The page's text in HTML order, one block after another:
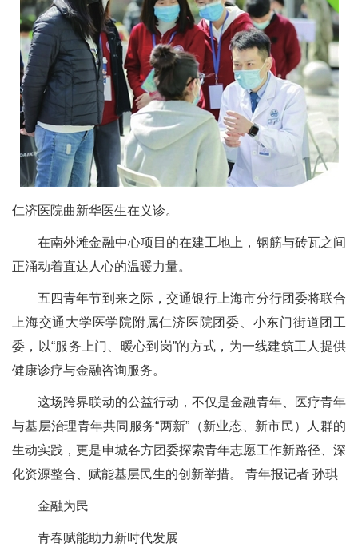
仁济医院曲新华医生在义诊。
在南外滩金融中心项目的在建工地上，钢筋与砖瓦之间
正涌动着直达人心的温暖力量。
五四青年节到来之际，交通银行上海市分行团委将联合
上海交通大学医学院附属仁济医院团委、小东门街道团工
委，以“服务上门、暖心到岗”的方式，为一线建筑工人提供
健康诊疗与金融咨询服务。
这场跨界联动的公益行动，不仅是金融青年、医疗青年
与基层治理青年共同服务“两新”（新业态、新市民）人群的
生动实践，更是申城各方团委探索青年志愿工作新路径、深
化资源整合、赋能基层民生的创新举措。 青年报记者 孙琪
金融为民
青春赋能助力新时代发展